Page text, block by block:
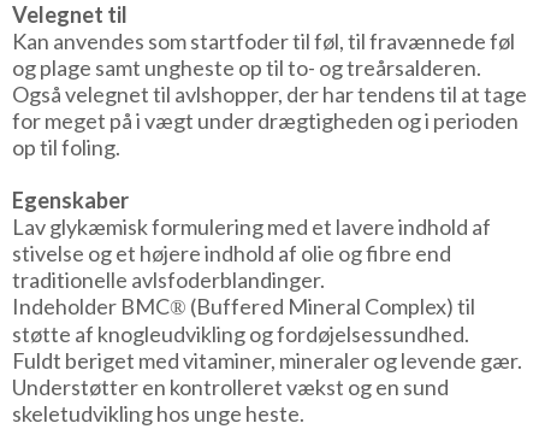
Velegnet til
Kan anvendes som startfoder til føl, til fravænnede føl
og plage samt ungheste op til to- og treårsalderen.
Også velegnet til avlshopper, der har tendens til at tage
for meget på i vægt under drægtigheden og i perioden
op til foling.
Egenskaber
Lav glykæmisk formulering med et lavere indhold af
stivelse og et højere indhold af olie og fibre end
traditionelle avlsfoderblandinger.
Indeholder BMC® (Buffered Mineral Complex) til
støtte af knogleudvikling og fordøjelsessundhed.
Fuldt beriget med vitaminer, mineraler og levende gær.
Understøtter en kontrolleret vækst og en sund
skeletudvikling hos unge heste.